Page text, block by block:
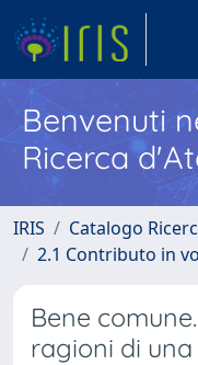
Benvenuti
Ricerca
IRIS Catalogo
2.1 Contributo in
Bene
ragioni di